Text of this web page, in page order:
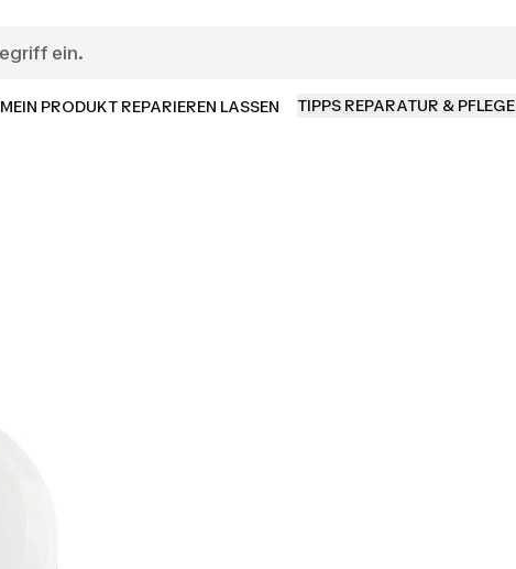
MEIN PRODUKT REPARIEREN LASSEN TIPPS REPARATUR & PFLEGE